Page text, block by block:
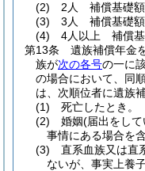
(2)
2人 補償基礎額
(3)
3人 補償基礎額
(4)
4人以上 補償基
第13条
遺族補償年金
族が次の各号の一に
の場合において、同
は、次順位者に遺族
(1)
死亡したとき。
(2)
婚姻(届出をし
事情にある場合を
(3)
直系血族又は直
ないが、事実上養